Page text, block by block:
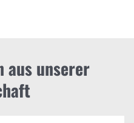
aus unserer